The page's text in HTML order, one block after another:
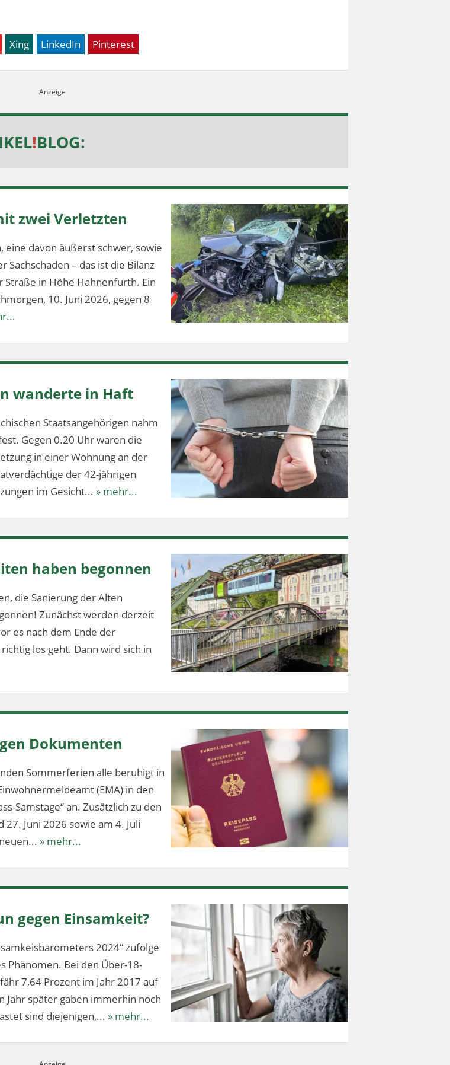
Xing LinkedIn Pinterest
!BLOG:
zwei Verletzten
davon äußerst schwer, sowie
– das ist die Bilanz
in Höhe Hahnenfurth. Ein
10. Juni 2026, gegen 8
wanderte in Haft
Staatsangehörigen nahm
Gegen 0.20 Uhr waren die
in einer Wohnung an der
der 42-jährigen
im Gesicht... » mehr...
haben begonnen
die Sanierung der Alten
Zunächst werden derzeit
es nach dem Ende der
los geht. Dann wird sich in
Dokumenten
Sommerferien alle beruhigt in
(EMA) in den
Samstage“ an. Zusätzlich zu den
Juni 2026 sowie am 4. Juli
» mehr...
gegen Einsamkeit?
2024“ zufolge
Phänomen. Bei den Über-18-
7,64 Prozent im Jahr 2017 auf
Jahr später gaben immerhin noch
sind diejenigen,... » mehr...